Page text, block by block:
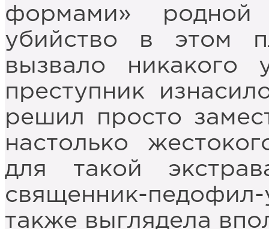
формами»
убийство в этом
вызвало никакого
преступник
решил просто
настолько
для такой
священник-
также выглядела